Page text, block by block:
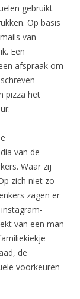
gebruikt
Op basis
van
Een
afspraak om
pizza het
van de
Waar zij
zich niet zo
zagen er
van een man
de
voorkeuren